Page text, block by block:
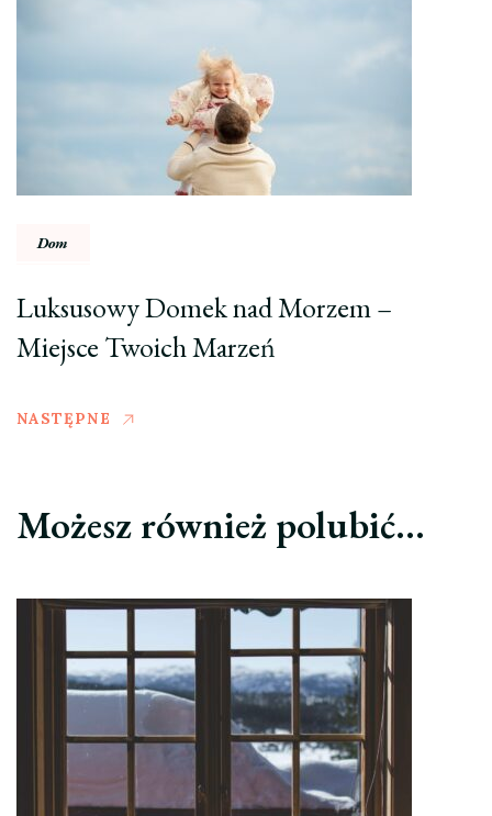
Dom
Luksusowy Domek nad Morzem –
Miejsce Twoich Marzeń
NASTĘPNE
Możesz również polubić…